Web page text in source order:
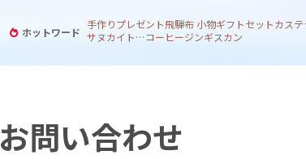
ホットワード
手作りプレゼント飛騨布 小物ギフトセットカス
サヌカイト 風鈴コーヒージンギスカン
お問い合わせ